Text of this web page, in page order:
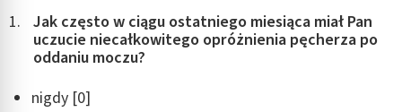
Jak często w ciągu ostatniego miesiąca miał Pan
uczucie niecałkowitego opróżnienia pęcherza po
oddaniu moczu?
nigdy [0]